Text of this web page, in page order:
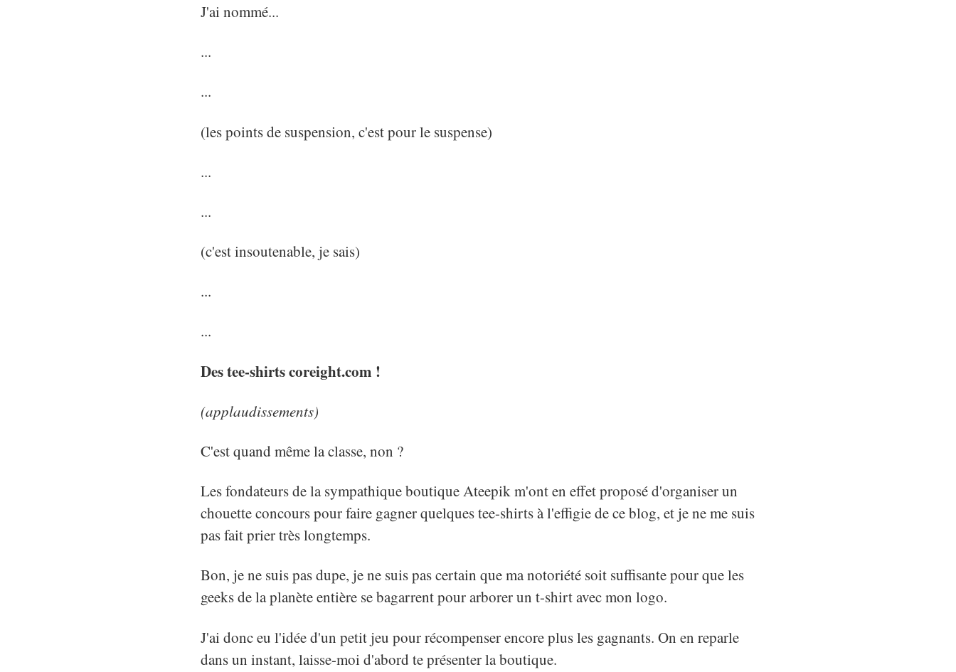
J'ai nommé...
...
...
(les points de suspension, c'est pour le suspense)
...
...
(c'est insoutenable, je sais)
...
...
Des tee-shirts coreight.com !
(applaudissements)
C'est quand même la classe, non ?
Les fondateurs de la sympathique boutique Ateepik m'ont en effet proposé d'organiser un
chouette concours pour faire gagner quelques tee-shirts à l'effigie de ce blog, et je ne me suis
pas fait prier très longtemps.
Bon, je ne suis pas dupe, je ne suis pas certain que ma notoriété soit suffisante pour que les
geeks de la planète entière se bagarrent pour arborer un t-shirt avec mon logo.
J'ai donc eu l'idée d'un petit jeu pour récompenser encore plus les gagnants. On en reparle
dans un instant, laisse-moi d'abord te présenter la boutique.